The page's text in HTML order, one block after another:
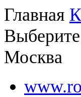
Главная
Москва